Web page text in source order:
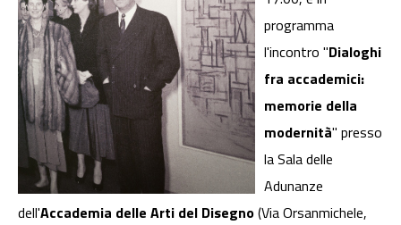
programma
l'incontro "Dialoghi
fra accademici:
memorie della
modernità" presso
la Sala delle
Adunanze
dell'Accademia delle Arti del Disegno(Via Orsanmichele,